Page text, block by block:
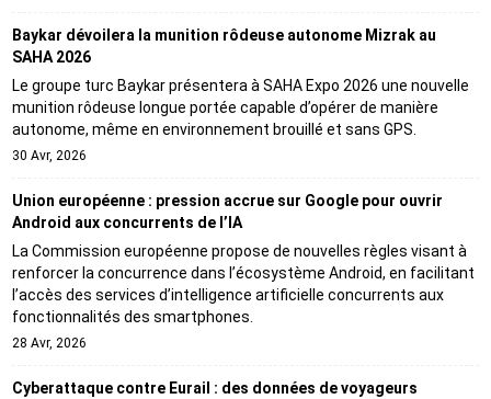
Baykar dévoilera la munition rôdeuse autonome Mizrak au
SAHA 2026
Le groupe turc Baykar présentera à SAHA Expo 2026 une nouvelle
munition rôdeuse longue portée capable d’opérer de manière
autonome, même en environnement brouillé et sans GPS.
30 Avr, 2026
Union européenne : pression accrue sur Google pour ouvrir
Android aux concurrents de l’IA
La Commission européenne propose de nouvelles règles visant à
renforcer la concurrence dans l’écosystème Android, en facilitant
l’accès des services d’intelligence artificielle concurrents aux
fonctionnalités des smartphones.
28 Avr, 2026
Cyberattaque contre Eurail : des données de voyageurs